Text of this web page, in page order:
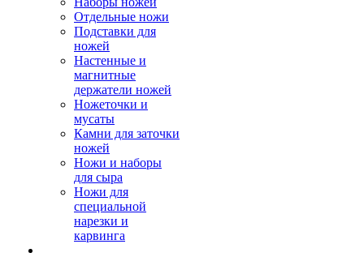
Отдельные ножи
Подставки для
ножей
Настенные и
магнитные
держатели ножей
Ножеточки и
мусаты
Камни для заточки
ножей
Ножи и наборы
для сыра
Ножи для
специальной
нарезки и
карвинга